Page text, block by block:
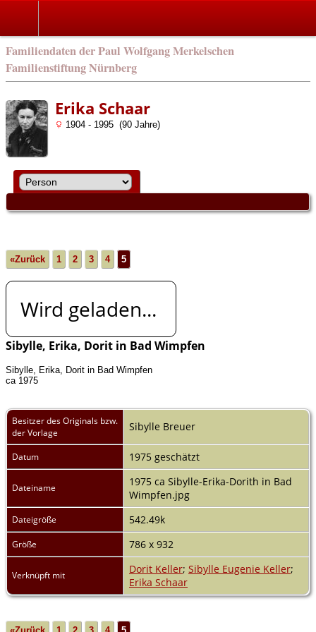
Familiendaten der Paul Wolfgang Merkelschen
Familienstiftung Nürnberg
Erika Schaar
1904 - 1995 (90 Jahre)
«Zurück 1 2 3 4 5
Wird geladen...
Sibylle, Erika, Dorit in Bad Wimpfen
Sibylle, Erika, Dorit in Bad Wimpfen
ca 1975
Besitzer des Originals bzw.
der Vorlage
Sibylle Breuer
Datum 1975 geschätzt
Dateiname
1975 ca Sibylle-Erika-Dorith in Bad
Wimpfen.jpg
Dateigröße 542.49k
Größe 786 x 932
Verknüpft mit Dorit Keller; Sibylle Eugenie Keller;
Erika Schaar